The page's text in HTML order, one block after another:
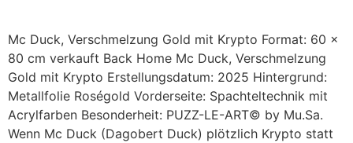
Mc Duck, Verschmelzung Gold mit Krypto Format: 60 x
80 cm verkauft Back Home Mc Duck, Verschmelzung
Gold mit Krypto Erstellungsdatum: 2025 Hintergrund:
Metallfolie Roségold Vorderseite: Spachteltechnik mit
Acrylfarben Besonderheit: PUZZ-LE-ART© by Mu.Sa.
Wenn Mc Duck (Dagobert Duck) plötzlich Krypto statt